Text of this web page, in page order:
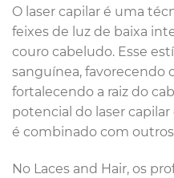
O laser capilar é uma
feixes de luz de baixa
couro cabeludo. Esse
sanguínea, favorecendo
fortalecendo a raiz do
potencial do laser
é combinado com
No Laces and Hair, os